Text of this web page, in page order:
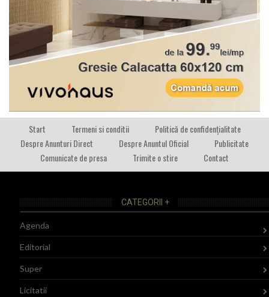
Start Termeni si conditii
Politică de confidențialitate
Despre Anunturi Direct
Despre Anuntul Oficial
Publicitate
Comunicate de presa
Trimite o stire Contact
CATEGORII +
Agenda
Editorial
Super
Licitatii